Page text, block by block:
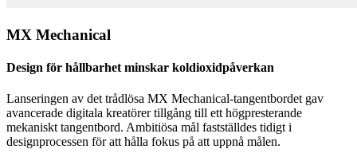
MX Mechanical
Design för hållbarhet minskar koldioxidpåverkan
Lanseringen av det trådlösa MX Mechanical-tangentbordet gav
avancerade digitala kreatörer tillgång till ett högpresterande
mekaniskt tangentbord. Ambitiösa mål fastställdes tidigt i
designprocessen för att hålla fokus på att uppnå målen.